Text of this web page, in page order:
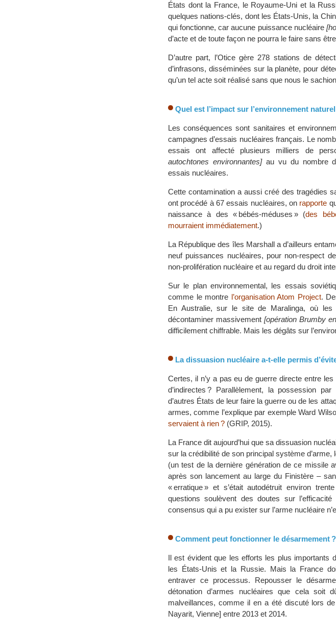
États dont la France, le Royaume-Uni et la
quelques nations-clés, dont les États-Unis, la
qui fonctionne, car aucune puissance nucléaire
d’acte et de toute façon ne pourra le faire sans
D’autre part, l’Otice gère 278 stations de
d’infrasons, disséminées sur la planète, pour
qu’un tel acte soit réalisé sans que nous le
Quel est l’impact sur l’environnement
Les conséquences sont sanitaires et
campagnes d’essais nucléaires français. Le
essais ont affecté plusieurs milliers de
autochtones environnantes]au vu du nombre
essais nucléaires.
Cette contamination a aussi créé des tragédies
ont procédé à 67 essais nucléaires, on rapporte
naissance à des « bébés-méduses » (des
mourraient immédiatement.)
La République des îles Marshall a d’ailleurs
neuf puissances nucléaires, pour non-respect
non-prolifération nucléaire et au regard du droit
Sur le plan environnemental, les essais
comme le montre l’organisation Atom Project.
En Australie, sur le site de Maralinga, où
décontaminer massivement[opération Brumby
difficilement chiffrable. Mais les dégâts sur
La dissuasion nucléaire a-t-elle permis
Certes, il n’y a pas eu de guerre directe entre
d’indirectes ? Parallèlement, la possession
d’autres États de leur faire la guerre ou de les
armes, comme l’explique par exemple Ward
servaient à rien ? (GRIP, 2015).
La France dit aujourd’hui que sa dissuasion
sur la crédibilité de son principal système
(un test de la dernière génération de ce missile
après son lancement au large du Finistère –
« erratique » et s’était autodétruit environ
questions soulèvent des doutes sur
consensus qui a pu exister sur l’arme nucléaire
Comment peut fonctionner le désarmement ?
Il est évident que les efforts les plus importants
les États-Unis et la Russie. Mais la France
entraver ce processus. Repousser le
détonation d’armes nucléaires que cela soit
malveillances, comme il en a été discuté lors
Nayarit, Vienne] entre 2013 et 2014.